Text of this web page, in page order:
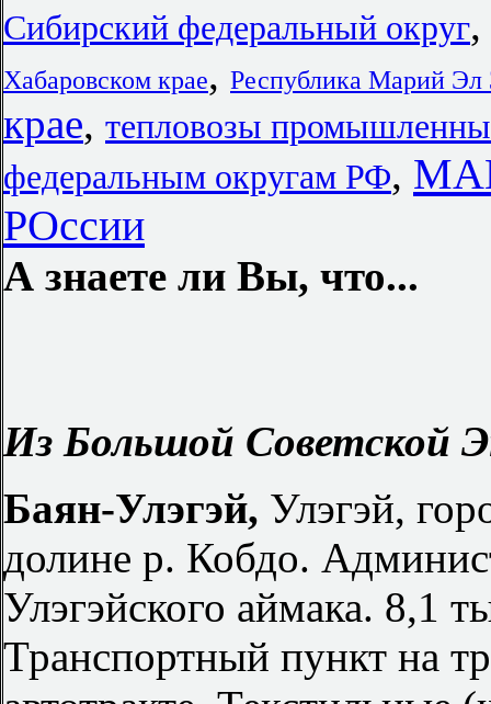
Сибирский федеральный округ,
Хабаровском крае, Республика Марий
крае, тепловозы
федеральным округам РФ,
РОссии
А знаете ли Вы, что...
Из Большой Советской
Баян-Улэгэй, Улэгэй,
долине р. Кобдо.
Улэгэйского аймака. 8,1
Транспортный пункт на